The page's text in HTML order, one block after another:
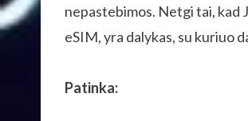
nepastebimos. Netgi tai, kad
eSIM, yra dalykas, su kuriuo
Patinka: